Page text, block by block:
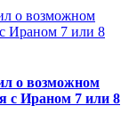
о возможном
с Ираном 7 или 8